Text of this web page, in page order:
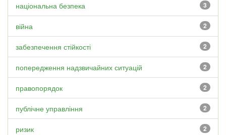
3
національна безпека
2
війна
2
забезпечення стійкості
2
попередження надзвичайних ситуацій
2
правопорядок
2
публічне управління
2
ризик